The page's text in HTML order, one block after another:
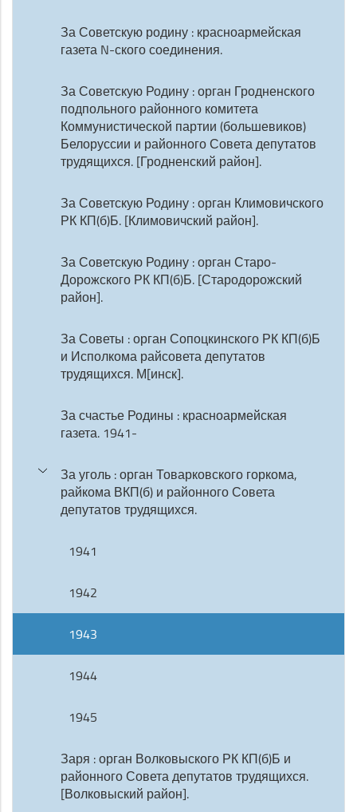
За Советскую родину : красноармейская
газета N-ского соединения.
За Советскую Родину : орган Гродненского
подпольного районного комитета
Коммунистической партии (большевиков)
Белоруссии и районного Совета депутатов
трудящихся. [Гродненский район].
За Советскую Родину : орган Климовичского
РК КП(б)Б. [Климовичский район].
За Советскую Родину : орган Старо-
Дорожского РК КП(б)Б. [Стародорожский
район].
За Советы : орган Сопоцкинского РК КП(б)Б
и Исполкома райсовета депутатов
трудящихся. М[инск].
За счастье Родины : красноармейская
газета. 1941-
За уголь : орган Товарковского горкома,
райкома ВКП(б) и районного Совета
депутатов трудящихся.
1941
1942
1943
1944
1945
Заря : орган Волковыского РК КП(б)Б и
районного Совета депутатов трудящихся.
[Волковыский район].